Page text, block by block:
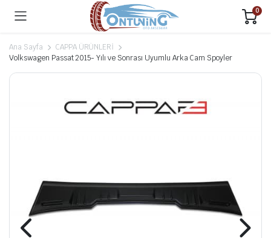
0
Ana Sayfa
CAPPA ÜRÜNLERİ
Volkswagen Passat 2015- Yılı ve Sonrası Uyumlu Arka Cam Spoyler